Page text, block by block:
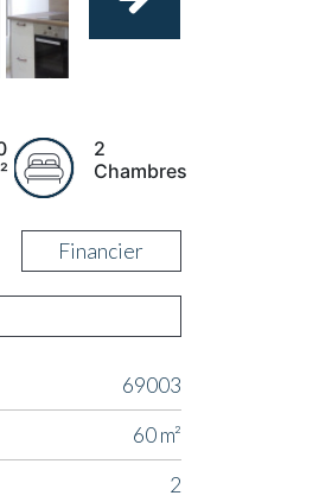
2
Chambres
Financier
69003
60 m²
2